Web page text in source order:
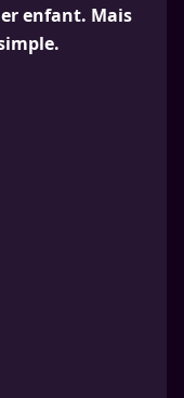
enfant. Mais